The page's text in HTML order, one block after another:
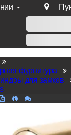
50 тыс. руб
фурнитура
для замков